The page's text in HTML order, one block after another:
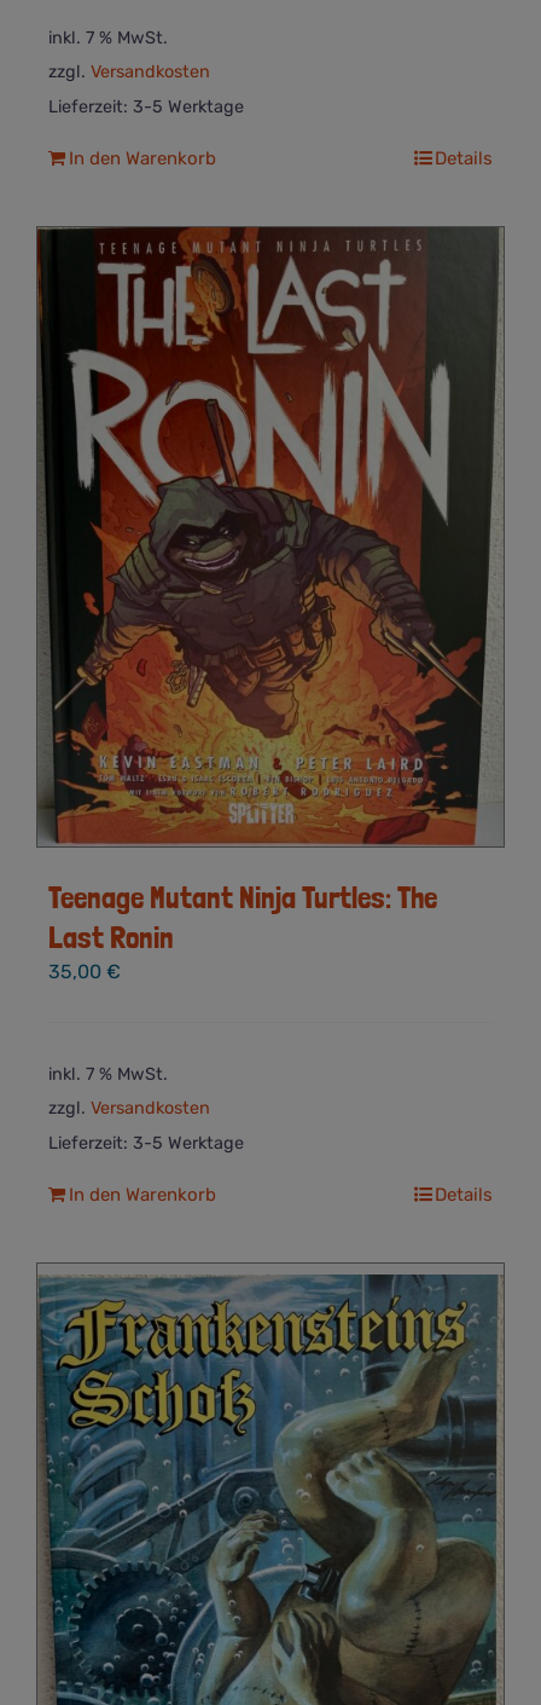
inkl. 7 % MwSt.
zzgl. Versandkosten
Lieferzeit: 3-5 Werktage
In den Warenkorb Details
Teenage Mutant Ninja Turtles: The
Last Ronin
35,00 €
inkl. 7 % MwSt.
zzgl. Versandkosten
Lieferzeit: 3-5 Werktage
In den Warenkorb Details